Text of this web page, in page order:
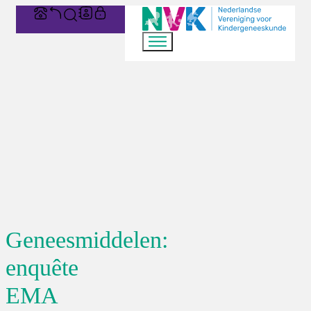
Geneesmiddelen:
enquête
EMA